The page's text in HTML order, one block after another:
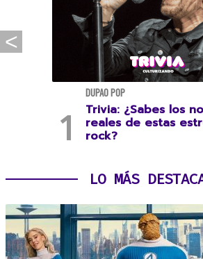
DUPAO POP
Trivia: ¿Sabes los
reales de estas
rock?
LO MÁS